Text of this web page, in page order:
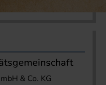
& Co. KG